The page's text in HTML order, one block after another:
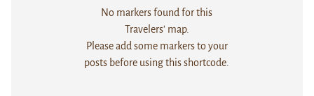
No markers found for this
Travelers' map.
Please add some markers to your
posts before using this shortcode.